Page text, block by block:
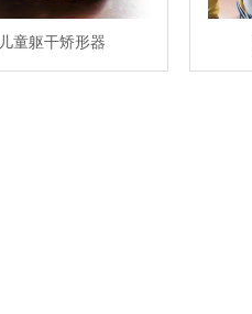
儿童躯干矫形器